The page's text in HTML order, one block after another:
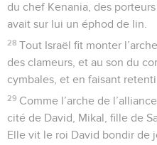
du chef Kenania, des
avait sur lui un éphod de lin.
28 Tout Israël fit monter
des clameurs, et au son du
cymbales, et en faisant
29 Comme l’arche de
cité de David, Mikal, fille de
Elle vit le roi David bondir de